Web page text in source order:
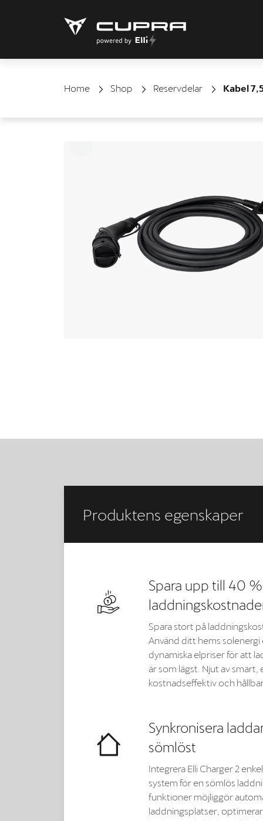
Home Shop Reservdelar Kabel
Produktens egenskaper
Spara upp till 40
Spara stort på
Använd ditt hems solenergi
dynamiska elpriser för att
är som lägst. Njut av
kostnadseffektiv och
Synkronisera
sömlöst
Integrera Elli Charger 2
system för en sömlös
funktioner möjliggör
laddningsplatser,